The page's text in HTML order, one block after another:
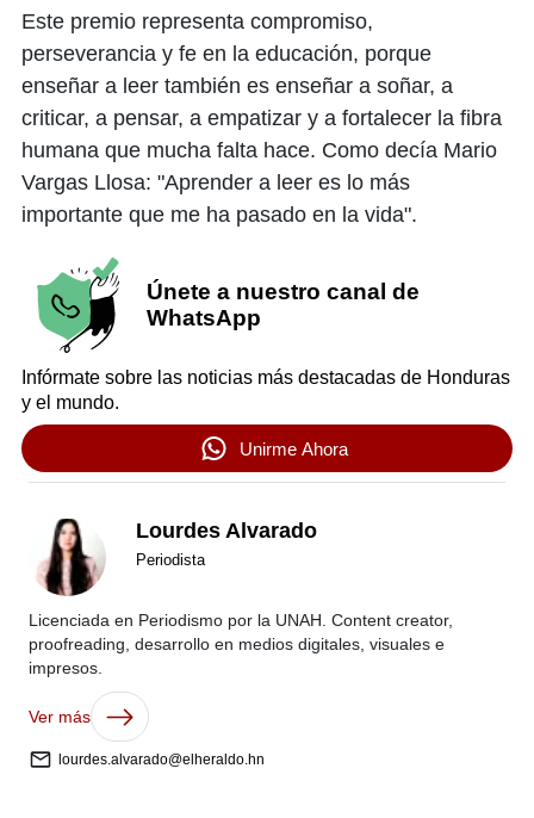
Este premio representa compromiso,
perseverancia y fe en la educación, porque
enseñar a leer también es enseñar a soñar, a
criticar, a pensar, a empatizar y a fortalecer la fibra
humana que mucha falta hace. Como decía Mario
Vargas Llosa: "Aprender a leer es lo más
importante que me ha pasado en la vida".
Únete a nuestro canal de
WhatsApp
Infórmate sobre las noticias más destacadas de Honduras
y el mundo.
Unirme Ahora
Lourdes Alvarado
Periodista
Licenciada en Periodismo por la UNAH. Content creator,
proofreading, desarrollo en medios digitales, visuales e
impresos.
Ver más
lourdes.alvarado@elheraldo.hn